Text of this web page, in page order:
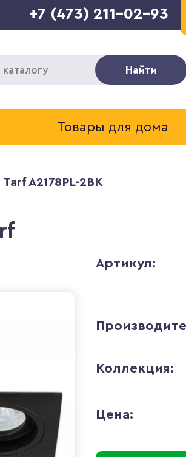
+7 (473) 211-02-93
Найти
Товары для дома
A2178PL-2BK
Артикул:
Коллекция:
Цена: